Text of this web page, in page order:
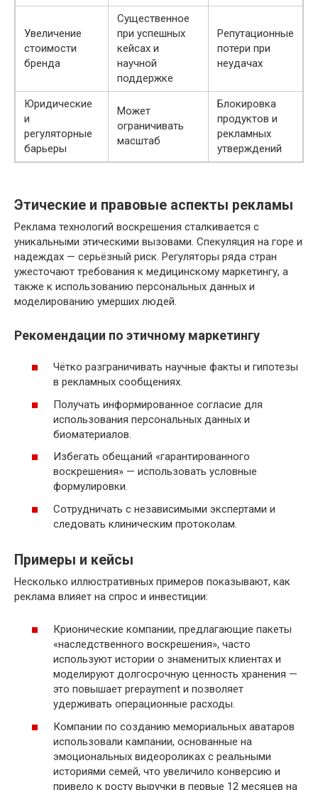
Увеличение
стоимости
бренда
Существенное
при успешных
кейсах и
научной
поддержке
Репутационные
потери при
неудачах
Юридические
и
регуляторные
барьеры
Может
ограничивать
масштаб
Блокировка
продуктов и
рекламных
утверждений
Этические и правовые аспекты рекламы
Реклама технологий воскрешения сталкивается с
уникальными этическими вызовами. Спекуляция на горе и
надеждах — серьёзный риск. Регуляторы ряда стран
ужесточают требования к медицинскому маркетингу, а
также к использованию персональных данных и
моделированию умерших людей.
Рекомендации по этичному маркетингу
Чётко разграничивать научные факты и гипотезы
в рекламных сообщениях.
Получать информированное согласие для
использования персональных данных и
биоматериалов.
Избегать обещаний «гарантированного
воскрешения» — использовать условные
формулировки.
Сотрудничать с независимыми экспертами и
следовать клиническим протоколам.
Примеры и кейсы
Несколько иллюстративных примеров показывают, как
реклама влияет на спрос и инвестиции:
Крионические компании, предлагающие пакеты
«наследственного воскрешения», часто
используют истории о знаменитых клиентах и
моделируют долгосрочную ценность хранения —
это повышает prepayment и позволяет
удерживать операционные расходы.
Компании по созданию мемориальных аватаров
использовали кампании, основанные на
эмоциональных видеороликах с реальными
историями семей, что увеличило конверсию и
привело к росту выручки в первые 12 месяцев на